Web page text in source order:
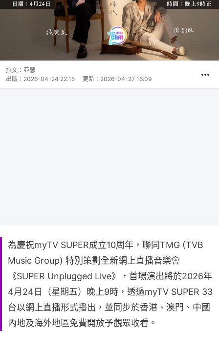
撰文： 亞瑟
出版： 2026-04-24 22:15 更新： 2026-04-27 16:09
為慶祝myTV SUPER成立10周年，聯同TMG (TVB
Music Group) 特別策劃全新網上直播音樂會
《SUPER Unplugged Live》，首場演出將於2026年
4月24日（星期五）晚上9時，透過myTV SUPER 33
台以網上直播形式播出，並同步於香港、澳門、中國
內地及海外地區免費開放予觀眾收看。